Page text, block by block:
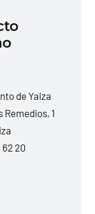
de Yaiza
Remedios, 1
62 20